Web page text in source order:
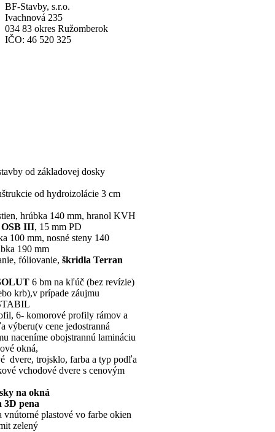
BF-Stavby, s.r.o.
Ivachnová 235
034 83 okres Ružomberok
IČO: 46 520 325
od základovej dosky
od hydroizolácie 3 cm
hrúbka 140 mm, hranol KVH
OSB III, 15 mm PD
100 mm, nosné steny 140
190 mm
fóliovanie, škridla Terran
6 bm na kľúč (bez revízie)
krb),v prípade záujmu
6- komorové profily rámov a
výberu(v cene jedostranná
naceníme obojstrannú lamináciu
okná,
dvere, trojsklo, farba a typ podľa
vchodové dvere s cenovým
na okná
3D pena
plastové vo farbe okien
zelený